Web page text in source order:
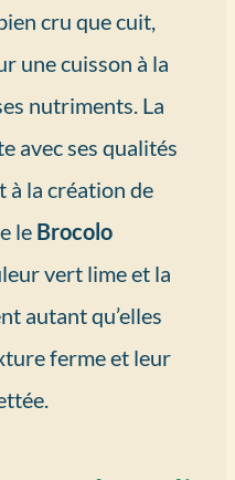
cru que cuit,
une cuisson à la
nutriments. La
avec ses qualités
la création de
le Brocolo
vert lime et la
autant qu’elles
ferme et leur